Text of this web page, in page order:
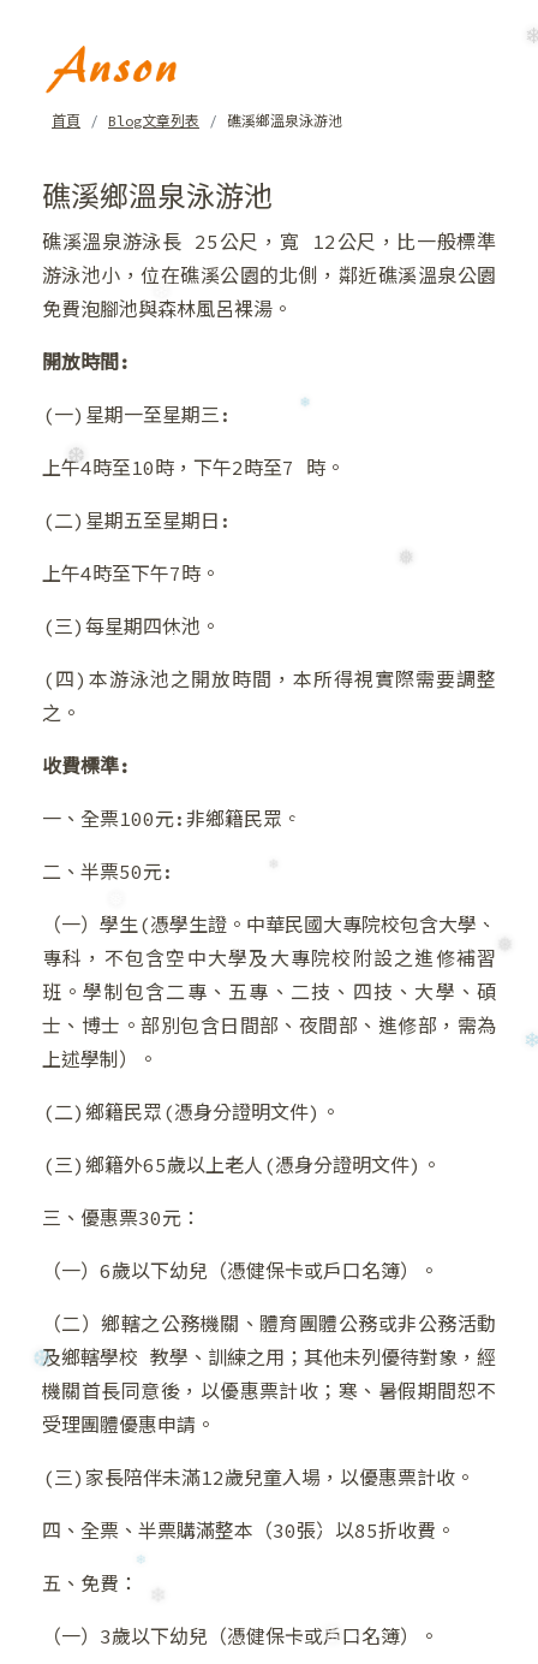
首頁 Blog文章列表 礁溪鄉溫泉泳游池
礁溪鄉溫泉泳游池
礁溪溫泉游泳長 25公尺，寬 12公尺，比一般標準
游泳池小，位在礁溪公園的北側，鄰近礁溪溫泉公園
免費泡腳池與森林風呂裸湯。
開放時間:
(一)星期一至星期三:
上午4時至10時，下午2時至7 時。
(二)星期五至星期日:
上午4時至下午7時。
(三)每星期四休池。
(四)本游泳池之開放時間，本所得視實際需要調整
之。
收費標準:
一、全票100元:非鄉籍民眾。
二、半票50元:
（一）學生(憑學生證。中華民國大專院校包含大學、
專科，不包含空中大學及大專院校附設之進修補習
班。學制包含二專、五專、二技、四技、大學、碩
士、博士。部別包含日間部、夜間部、進修部，需為
上述學制）。
(二)鄉籍民眾(憑身分證明文件)。
(三)鄉籍外65歲以上老人(憑身分證明文件)。
三、優惠票30元：
（一）6歲以下幼兒（憑健保卡或戶口名簿）。
（二）鄉轄之公務機關、體育團體公務或非公務活動
及鄉轄學校 教學、訓練之用；其他未列優待對象，經
機關首長同意後，以優惠票計收；寒、暑假期間恕不
受理團體優惠申請。
(三)家長陪伴未滿12歲兒童入場，以優惠票計收。
四、全票、半票購滿整本（30張）以85折收費。
五、免費：
（一）3歲以下幼兒（憑健保卡或戶口名簿）。
❅
❆
❄
❅
❄